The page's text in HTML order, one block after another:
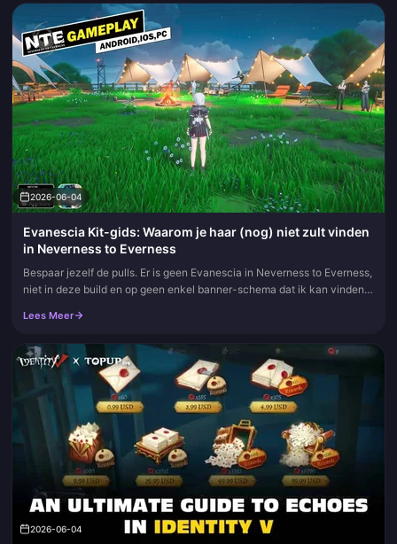
2026-06-04
Evanescia Kit-gids: Waarom je haar (nog) niet zult vinden
in Neverness to Everness
Bespaar jezelf de pulls. Er is geen Evanescia in Neverness to Everness,
niet in deze build en op geen enkel banner-schema dat ik kan vinden.
Lees Meer
2026-06-04